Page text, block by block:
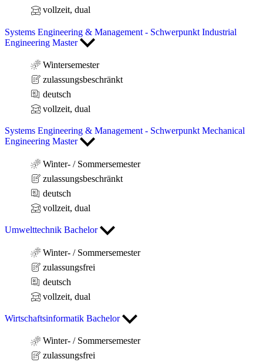
vollzeit, dual
Systems Engineering & Management - Schwerpunkt Industrial
Engineering Master
Wintersemester
zulassungsbeschränkt
deutsch
vollzeit, dual
Systems Engineering & Management - Schwerpunkt Mechanical
Engineering Master
Winter- / Sommersemester
zulassungsbeschränkt
deutsch
vollzeit, dual
Umwelttechnik Bachelor
Winter- / Sommersemester
zulassungsfrei
deutsch
vollzeit, dual
Wirtschaftsinformatik Bachelor
Winter- / Sommersemester
zulassungsfrei